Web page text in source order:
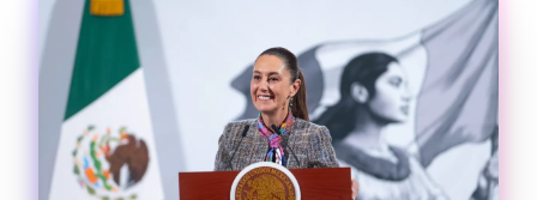
Cancelar Enviar comentario